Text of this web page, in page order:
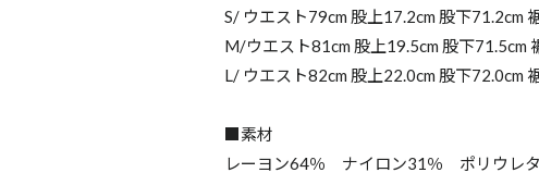
S/ ウエスト79cm 股上17.2cm 股下71.2cm
M/ウエスト81cm 股上19.5cm 股下71.5cm
L/ ウエスト82cm 股上22.0cm 股下72.0cm
■素材
レーヨン64％ ナイロン31％ ポリウレ